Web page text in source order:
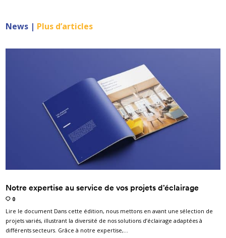
News | Plus d’articles
Notre expertise au service de vos projets d’éclairage
0
Lire le document Dans cette édition, nous mettons en avant une sélection de
projets variés, illustrant la diversité de nos solutions d’éclairage adaptées à
différents secteurs. Grâce à notre expertise,…